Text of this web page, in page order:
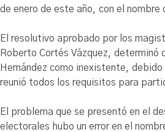
de enero de este año, con el nombre
El resolutivo aprobado por los
Roberto Cortés Vázquez, determinó
Hernández como inexistente,
reunió todos los requisitos para
El problema que se presentó en el
electorales hubo un error en el